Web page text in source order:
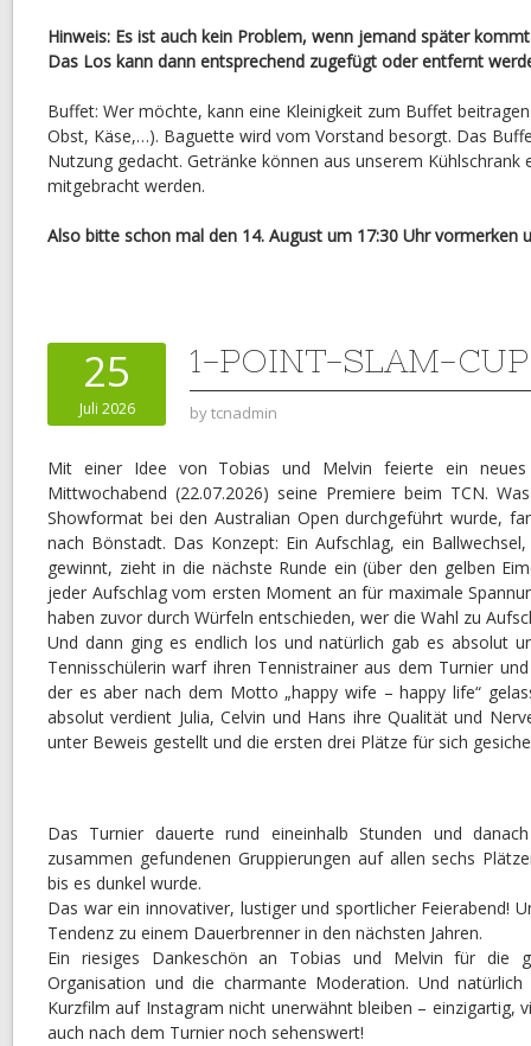
Hinweis: Es ist auch kein Problem, wenn jemand später
Das Los kann dann entsprechend zugefügt oder entfernt
Buffet: Wer möchte, kann eine Kleinigkeit zum Buffet
Obst, Käse,…). Baguette wird vom Vorstand besorgt. Das
Nutzung gedacht. Getränke können aus unserem
mitgebracht werden.
Also bitte schon mal den 14. August um 17:30 Uhr vormerken
25
Juli 2026
1-POINT-SLAM-CUP
bytcnadmin
Mit einer Idee von Tobias und Melvin feierte ein
Mittwochabend (22.07.2026) seine Premiere beim TCN.
Showformat bei den Australian Open durchgeführt wurde,
nach Bönstadt. Das Konzept: Ein Aufschlag, ein
gewinnt, zieht in die nächste Runde ein (über den gelben
jeder Aufschlag vom ersten Moment an für maximale
haben zuvor durch Würfeln entschieden, wer die Wahl zu
Und dann ging es endlich los und natürlich gab es absolut
Tennisschülerin warf ihren Tennistrainer aus dem Turnier
der es aber nach dem Motto „happy wife – happy life“
absolut verdient Julia, Celvin und Hans ihre Qualität und
unter Beweis gestellt und die ersten drei Plätze für sich
Das Turnier dauerte rund eineinhalb Stunden und
zusammen gefundenen Gruppierungen auf allen sechs
bis es dunkel wurde.
Das war ein innovativer, lustiger und sportlicher Feierabend!
Tendenz zu einem Dauerbrenner in den nächsten Jahren.
Ein riesiges Dankeschön an Tobias und Melvin für die
Organisation und die charmante Moderation. Und natürlich
Kurzfilm auf Instagram nicht unerwähnt bleiben – einzigartig,
auch nach dem Turnier noch sehenswert!